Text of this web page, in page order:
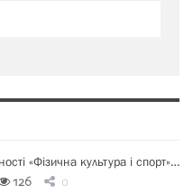
«Фізична культура і спорт»…
126 0